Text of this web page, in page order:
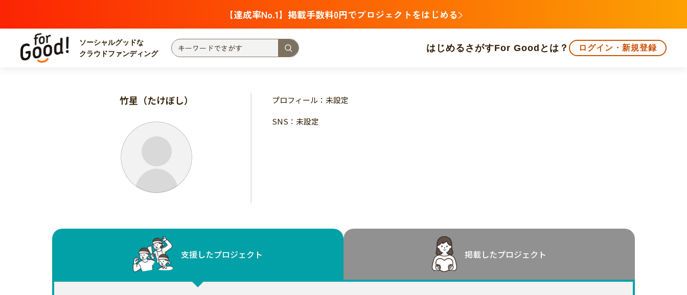
【達成率No.1】掲載手数料0円でプロジェクトをはじめる
ソーシャルグッドな
クラウドファンディング
はじめる さがすFor Goodとは？ ログイン・新規登録
注目 支援金額が多い 支援人数が多い
国際協力 子ども・教育
災害
北海道・東北
関東
新潟
中国
四国
九州・沖縄 福岡 佐賀 長崎 熊本 大分 宮崎 鹿児島 沖縄
竹星（たけぼし）
プロフィール：未設定
SNS：未設定
支援したプロジェクト 掲載したプロジェクト